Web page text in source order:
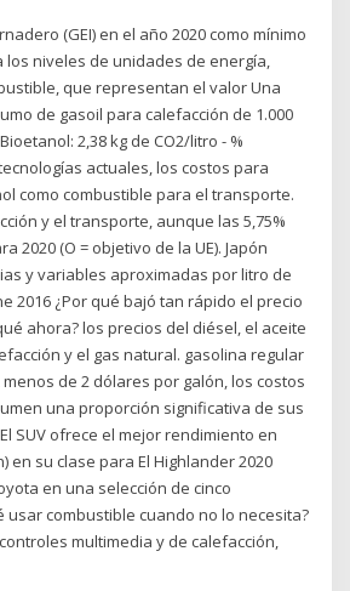
(GEI) en el año 2020 como mínimo
los niveles de unidades de energía,
que representan el valor Una
de gasoil para calefacción de 1.000
2,38 kg de CO2/litro - %
actuales, los costos para
como combustible para el transporte.
y el transporte, aunque las 5,75%
2020 (O = objetivo de la UE). Japón
y variables aproximadas por litro de
2016 ¿Por qué bajó tan rápido el precio
ahora? los precios del diésel, el aceite
y el gas natural. gasolina regular
de 2 dólares por galón, los costos
una proporción significativa de sus
SUV ofrece el mejor rendimiento en
en su clase para El Highlander 2020
en una selección de cinco
usar combustible cuando no lo necesita?
multimedia y de calefacción,